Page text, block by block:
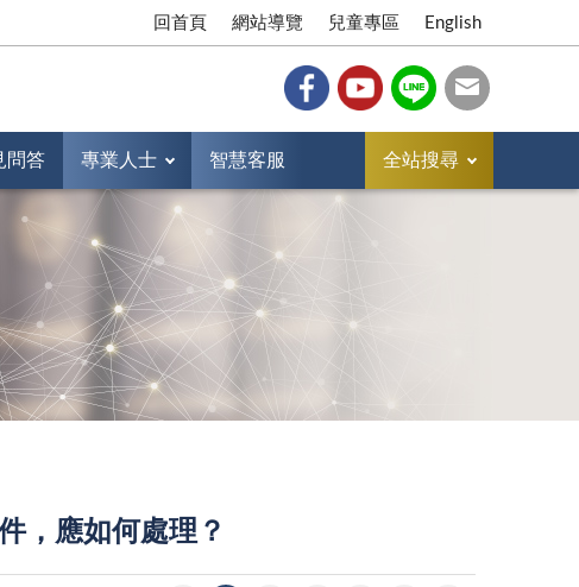
回首頁 網站導覽 兒童專區 English
問答 專業人士 智慧客服 全站搜尋
，應如何處理？